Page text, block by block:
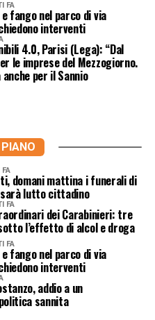
FA
fango nel parco di via
interventi
4.0, Parisi (Lega): “Dal
le imprese del Mezzogiorno.
per il Sannio
domani mattina i funerali di
lutto cittadino
FA
dei Carabinieri: tre
l’effetto di alcol e droga
FA
fango nel parco di via
interventi
addio a un
sannita